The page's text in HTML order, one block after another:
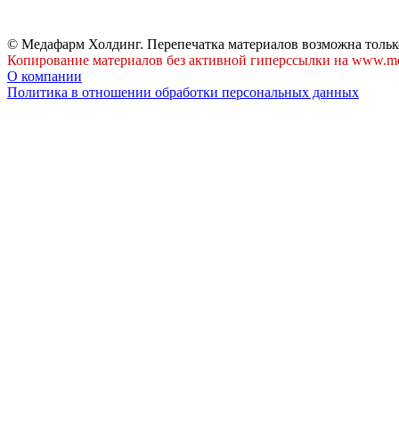
© Медафарм Холдинг. Перепечатка материалов возможна
Копирование материалов без активной гиперссылки на
О компании
Политика в отношении обработки персональных данных